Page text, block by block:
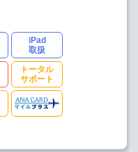
iPad
取扱
トータル
サポート